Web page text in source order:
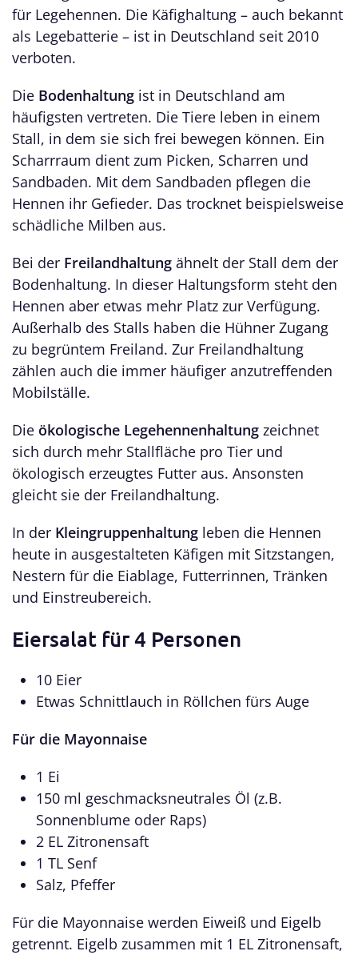
für Legehennen. Die Käfighaltung – auch bekannt
als Legebatterie – ist in Deutschland seit 2010
verboten.
Die Bodenhaltung ist in Deutschland am
häufigsten vertreten. Die Tiere leben in einem
Stall, in dem sie sich frei bewegen können. Ein
Scharrraum dient zum Picken, Scharren und
Sandbaden. Mit dem Sandbaden pflegen die
Hennen ihr Gefieder. Das trocknet beispielsweise
schädliche Milben aus.
Bei der Freilandhaltung ähnelt der Stall dem der
Bodenhaltung. In dieser Haltungsform steht den
Hennen aber etwas mehr Platz zur Verfügung.
Außerhalb des Stalls haben die Hühner Zugang
zu begrüntem Freiland. Zur Freilandhaltung
zählen auch die immer häufiger anzutreffenden
Mobilställe.
Die ökologische Legehennenhaltung zeichnet
sich durch mehr Stallfläche pro Tier und
ökologisch erzeugtes Futter aus. Ansonsten
gleicht sie der Freilandhaltung.
In der Kleingruppenhaltung leben die Hennen
heute in ausgestalteten Käfigen mit Sitzstangen,
Nestern für die Eiablage, Futterrinnen, Tränken
und Einstreubereich.
Eiersalat für 4 Personen
10 Eier
Etwas Schnittlauch in Röllchen fürs Auge
Für die Mayonnaise
1 Ei
150 ml geschmacksneutrales Öl (z.B.
Sonnenblume oder Raps)
2 EL Zitronensaft
1 TL Senf
Salz, Pfeffer
Für die Mayonnaise werden Eiweiß und Eigelb
getrennt. Eigelb zusammen mit 1 EL Zitronensaft,